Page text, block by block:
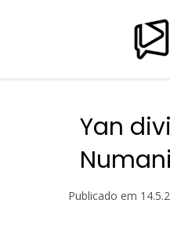
Yan
Publicado em